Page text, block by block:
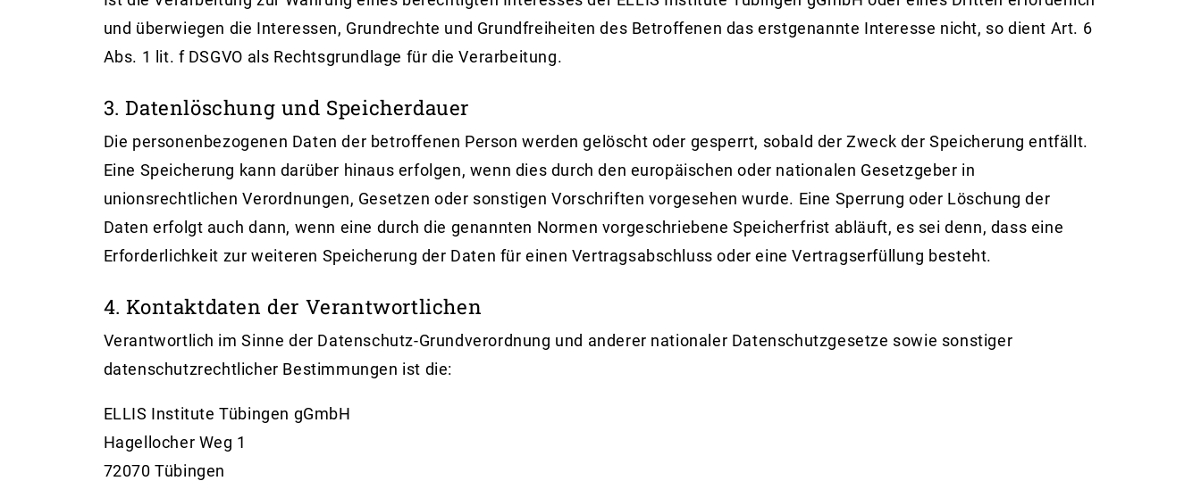
und überwiegen die Interessen, Grundrechte und Grundfreiheiten des Betroffenen das erstgenannte Interesse nicht, so dient Art. 6
Abs. 1 lit. f DSGVO als Rechtsgrundlage für die Verarbeitung.
3. Datenlöschung und Speicherdauer
Die personenbezogenen Daten der betroffenen Person werden gelöscht oder gesperrt, sobald der Zweck der Speicherung entfällt.
Eine Speicherung kann darüber hinaus erfolgen, wenn dies durch den europäischen oder nationalen Gesetzgeber in
unionsrechtlichen Verordnungen, Gesetzen oder sonstigen Vorschriften vorgesehen wurde. Eine Sperrung oder Löschung der
Daten erfolgt auch dann, wenn eine durch die genannten Normen vorgeschriebene Speicherfrist abläuft, es sei denn, dass eine
Erforderlichkeit zur weiteren Speicherung der Daten für einen Vertragsabschluss oder eine Vertragserfüllung besteht.
4. Kontaktdaten der Verantwortlichen
Verantwortlich im Sinne der Datenschutz-Grundverordnung und anderer nationaler Datenschutzgesetze sowie sonstiger
datenschutzrechtlicher Bestimmungen ist die:
ELLIS Institute Tübingen gGmbH
Hagellocher Weg 1
72070 Tübingen